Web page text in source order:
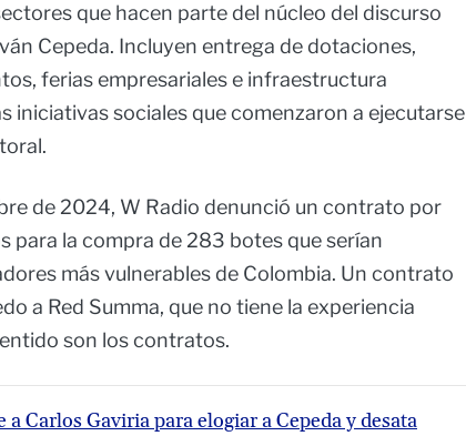
que hacen parte del núcleo del discurso
Cepeda. Incluyen entrega de dotaciones,
ferias empresariales e infraestructura
iniciativas sociales que comenzaron a ejecutarse
de 2024, W Radio denunció un contrato por
para la compra de 283 botes que serían
más vulnerables de Colombia. Un contrato
a Red Summa, que no tiene la experiencia
son los contratos.
a Carlos Gaviria para elogiar a Cepeda y desata